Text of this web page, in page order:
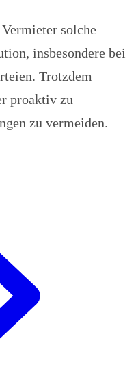
solche
insbesondere bei
Trotzdem
proaktiv zu
zu vermeiden.